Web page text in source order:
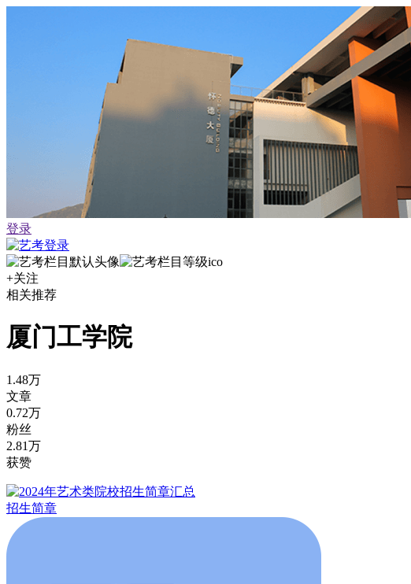
登录
+关注
相关推荐
厦门工学院
1.48万
文章
0.72万
粉丝
2.81万
获赞
招生简章